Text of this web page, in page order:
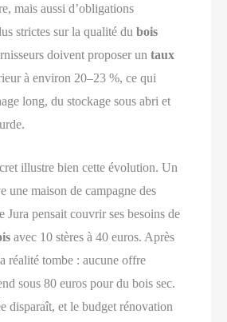
mais aussi d’obligations
strictes sur la qualité dubois
doivent proposer untaux
à environ 20–23 %, ce qui
long, du stockage sous abri et
illustre bien cette évolution. Un
une maison de campagne des
Jura pensait couvrir ses besoins de
avec 10 stères à 40 euros. Après
réalité tombe : aucune offre
sous 80 euros pour du bois sec.
disparaît, et le budget rénovation